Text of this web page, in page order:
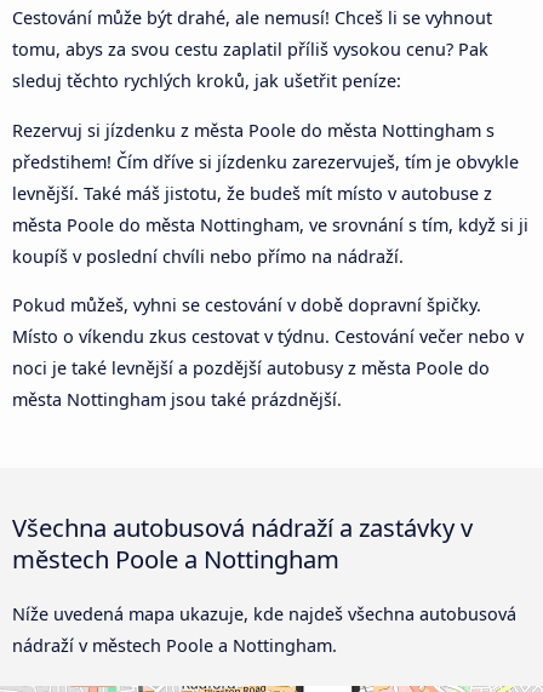
Cestování může být drahé, ale nemusí! Chceš li se vyhnout
tomu, abys za svou cestu zaplatil příliš vysokou cenu? Pak
sleduj těchto rychlých kroků, jak ušetřit peníze:
Rezervuj si jízdenku z města Poole do města Nottingham s
předstihem! Čím dříve si jízdenku zarezervuješ, tím je obvykle
levnější. Také máš jistotu, že budeš mít místo v autobuse z
města Poole do města Nottingham, ve srovnání s tím, když si ji
koupíš v poslední chvíli nebo přímo na nádraží.
Pokud můžeš, vyhni se cestování v době dopravní špičky.
Místo o víkendu zkus cestovat v týdnu. Cestování večer nebo v
noci je také levnější a pozdější autobusy z města Poole do
města Nottingham jsou také prázdnější.
Všechna autobusová nádraží a zastávky v
městech Poole a Nottingham
Níže uvedená mapa ukazuje, kde najdeš všechna autobusová
nádraží v městech Poole a Nottingham.